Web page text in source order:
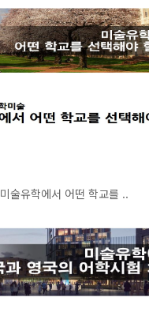
미술유학에서 어떤 학교를 ..